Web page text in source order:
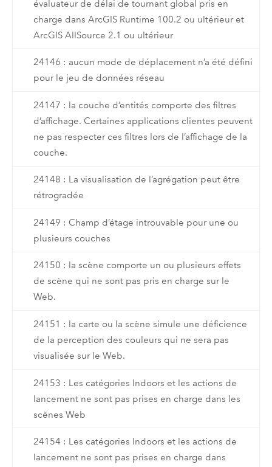
évaluateur de délai de tournant global pris en
charge dans ArcGIS Runtime 100.2 ou ultérieur et
ArcGIS AllSource 2.1 ou ultérieur
24146 : aucun mode de déplacement n’a été défini
pour le jeu de données réseau
24147 : la couche d’entités comporte des filtres
d’affichage. Certaines applications clientes peuvent
ne pas respecter ces filtres lors de l’affichage de la
couche.
24148 : La visualisation de l’agrégation peut être
rétrogradée
24149 : Champ d’étage introuvable pour une ou
plusieurs couches
24150 : la scène comporte un ou plusieurs effets
de scène qui ne sont pas pris en charge sur le
Web.
24151 : la carte ou la scène simule une déficience
de la perception des couleurs qui ne sera pas
visualisée sur le Web.
24153 : Les catégories Indoors et les actions de
lancement ne sont pas prises en charge dans les
scènes Web
24154 : Les catégories Indoors et les actions de
lancement ne sont pas prises en charge dans